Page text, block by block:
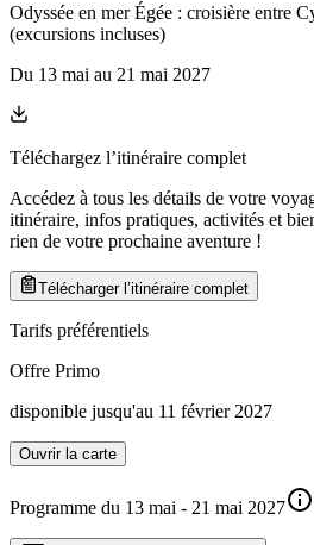
Odyssée en mer Égée : croisière entre
(excursions incluses)
Du 13 mai au 21 mai 2027
Téléchargez l’itinéraire complet
Accédez à tous les détails de votre
itinéraire, infos pratiques, activités et
rien de votre prochaine aventure !
Télécharger l’itinéraire complet
Tarifs préférentiels
Offre Primo
disponible jusqu'au 11 février 2027
Ouvrir la carte
Programme du 13 mai - 21 mai 2027